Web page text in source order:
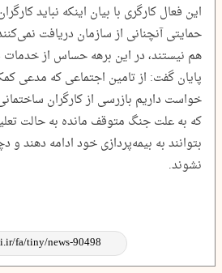
این فعال کارگری با بیان اینکه نباید
حمایتی آنچنانی از سازمان دریافت
هم نیستند، در این برهه حساس از خدمات
پایان گفت: از تامین اجتماعی که مدعی
خواست داریم بازرسی از کارگران
که به علت جنگ متوقف مانده به حالت
بتوانند به بیمه‌پردازی خود ادامه دهند
نشوند.